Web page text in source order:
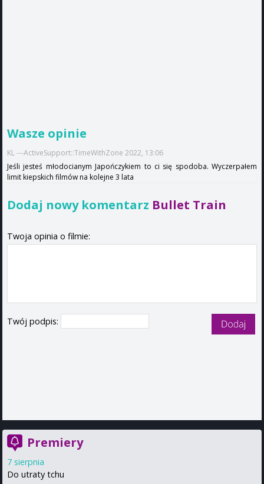
Wasze opinie
KL ---ActiveSupport::TimeWithZone 2022, 13:06
Jeśli jesteś młodocianym Japończykiem to ci się spodoba. Wyczerpałem
limit kiepskich filmów na kolejne 3 lata
Dodaj nowy komentarz Bullet Train
Twoja opinia o filmie:
Twój podpis:
Premiery
7 sierpnia
Do utraty tchu